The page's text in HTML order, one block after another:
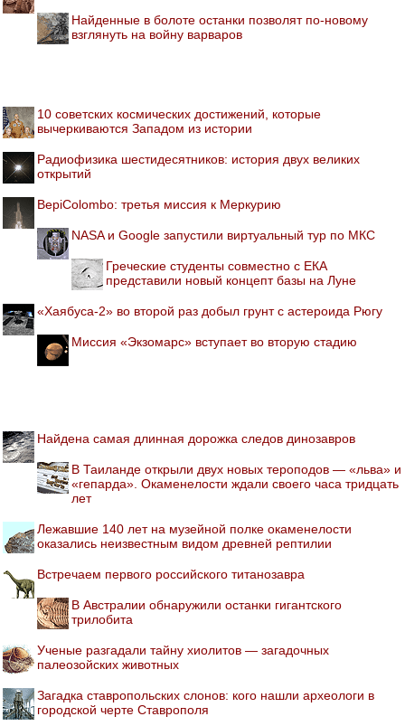
Найденные в болоте останки позволят по-новому
взглянуть на войну варваров
10 советских космических достижений, которые
вычеркиваются Западом из истории
Радиофизика шестидесятников: история двух великих
открытий
BepiColombo: третья миссия к Меркурию
NASA и Google запустили виртуальный тур по МКС
Греческие студенты совместно с ЕКА
представили новый концепт базы на Луне
«Хаябуса-2» во второй раз добыл грунт с астероида Рюгу
Миссия «Экзомарс» вступает во вторую стадию
Найдена самая длинная дорожка следов динозавров
В Таиланде открыли двух новых тероподов — «льва» и
«гепарда». Окаменелости ждали своего часа тридцать
лет
Лежавшие 140 лет на музейной полке окаменелости
оказались неизвестным видом древней рептилии
Встречаем первого российского титанозавра
В Австралии обнаружили останки гигантского
трилобита
Ученые разгадали тайну хиолитов — загадочных
палеозойских животных
Загадка ставропольских слонов: кого нашли археологи в
городской черте Ставрополя